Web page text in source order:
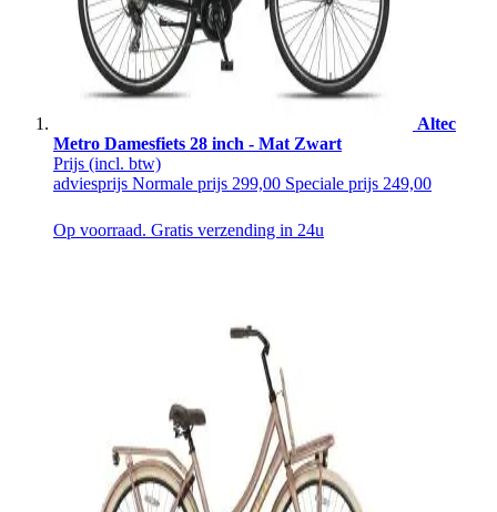
Altec
Metro Damesfiets 28 inch - Mat Zwart
Prijs (incl. btw)
adviesprijs Normale prijs 299,00 Speciale prijs 249,00
Op voorraad. Gratis verzending in 24u